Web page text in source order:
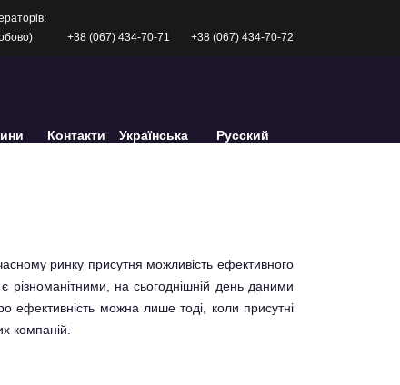
+38 (067) 434-70-71 +38 (067) 434-70-72
Контакти Українська Русский
ринку присутня можливість ефективного
різноманітними, на сьогоднішній день даними
ефективність можна лише тоді, коли присутні
компаній.